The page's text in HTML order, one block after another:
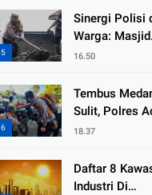
Kemanusiaan
Pascabanjir di
Sinergi Polisi
Warga: Masjid
Syuhada, Bener
dari Duka
16.50
Tembus
Sulit, Polres
Tengah
Sembako dan
Sling Baja ke
18.37
Daftar 8
Industri Di